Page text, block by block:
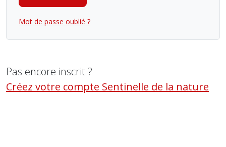
Mot de passe oublié ?
Pas encore inscrit ?
Créez votre compte Sentinelle de la nature